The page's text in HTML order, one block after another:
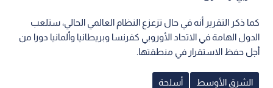
كما ذكر التقرير أنه في حال تزعزع النظام العالمي الحالي، ستلعب
الدول الهامة في الاتحاد الأوروبي كفرنسا وبريطانيا وألمانيا دورا من
أجل حفظ الاستقرار في منطقتها.
الشرق الأوسط أسلحة